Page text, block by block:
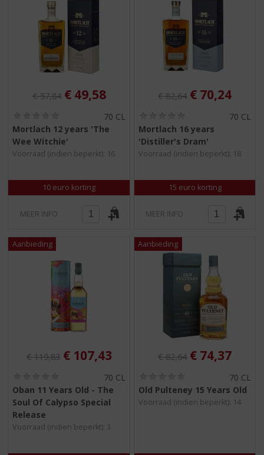
Originele prijs was:
€57,84 , Huidige prijs is:
€ 49,58
,
/
70 CL
Mortlach 12 years 'The
Wee Witchie'
Voorraad (indien beperkt): 16
10 euro korting
MEER INFO
Originele prijs was:
€82,64 , Huidige
€ 70,24
,
0
/
70 CL
Mortlach 16 years
'Distiller's Dram'
Voorraad (indien beperkt): 18
15 euro korting
MEER INFO
Originele prijs was:
€119,83 , Huidige prijs is:
€ 107,43
,
0
)
70 CL
Oban 11 Years Old - The
Soul Of Calypso Special
Release
Voorraad (indien beperkt): 3
Originele prijs was:
€82,64 , Huidige
€ 74,37
0
70 CL
Old Pulteney 15 Years Old
Voorraad (indien beperkt): 14